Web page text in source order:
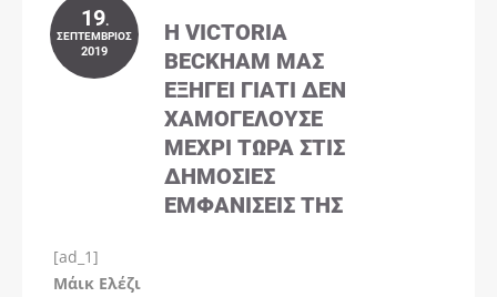
19.
ΣΕΠΤΈΜΒΡΙΟΣ
2019
Η VICTORIA
BECKHAM ΜΑΣ
ΕΞΗΓΕΊ ΓΙΑΤΊ ΔΕΝ
ΧΑΜΟΓΕΛΟΎΣΕ
ΜΈΧΡΙ ΤΏΡΑ ΣΤΙΣ
ΔΗΜΌΣΙΕΣ
ΕΜΦΑΝΊΣΕΙΣ ΤΗΣ
[ad_1]
Μάικ Ελέζι